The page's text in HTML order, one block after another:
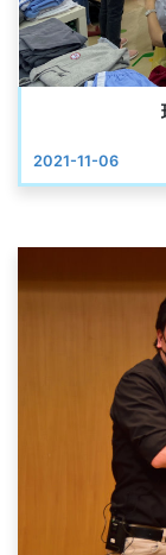
2021-11-06